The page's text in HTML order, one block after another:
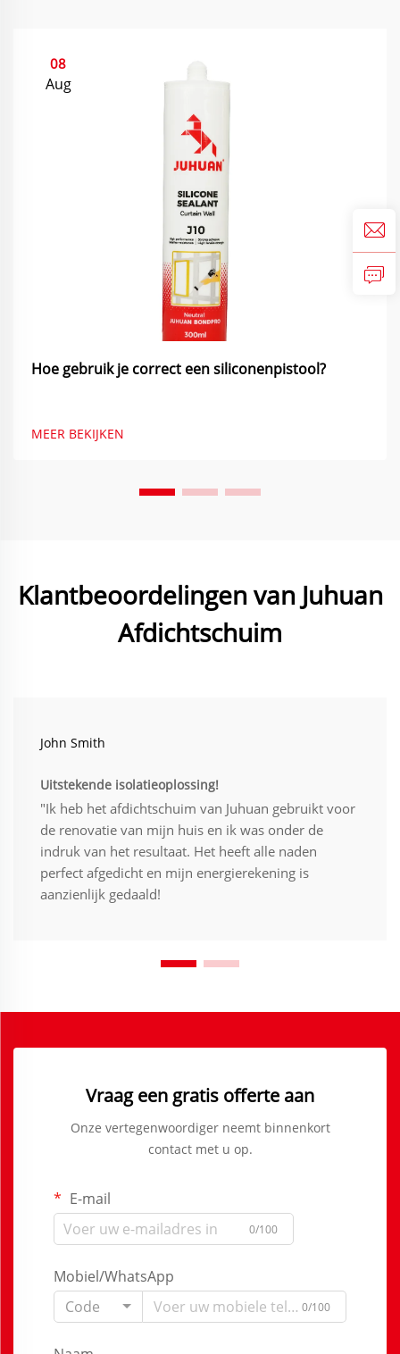
08
Aug
Hoe gebruik je correct een siliconenpistool?
MEER BEKIJKEN
Klantbeoordelingen van Juhuan
Afdichtschuim
John Smith
Uitstekende isolatieoplossing!
"Ik heb het afdichtschuim van Juhuan gebruikt voor
de renovatie van mijn huis en ik was onder de
indruk van het resultaat. Het heeft alle naden
perfect afgedicht en mijn energierekening is
aanzienlijk gedaald!
Vraag een gratis offerte aan
Onze vertegenwoordiger neemt binnenkort
contact met u op.
E-mail
0/100
Mobiel/WhatsApp
Code
0/100